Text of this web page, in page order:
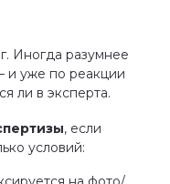
Иногда разумнее
и уже по реакции
ли в эксперта.
, если
условий: